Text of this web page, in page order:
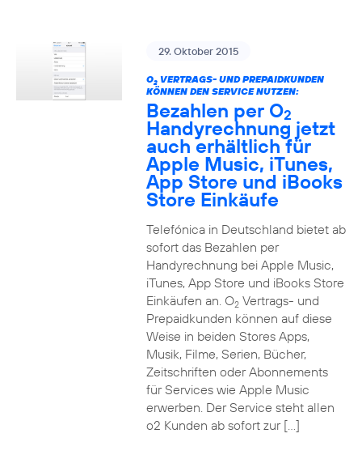
29. Oktober 2015
O2VERTRAGS- UND PREPAIDKUNDEN
KÖNNEN DEN SERVICE NUTZEN:
Bezahlen per O2
Handyrechnung jetzt
auch erhältlich für
Apple Music, iTunes,
App Store und iBooks
Store Einkäufe
Telefónica in Deutschland bietet ab
sofort das Bezahlen per
Handyrechnung bei Apple Music,
iTunes, App Store und iBooks Store
Einkäufen an. O2Vertrags- und
Prepaidkunden können auf diese
Weise in beiden Stores Apps,
Musik, Filme, Serien, Bücher,
Zeitschriften oder Abonnements
für Services wie Apple Music
erwerben. Der Service steht allen
o2 Kunden ab sofort zur […]